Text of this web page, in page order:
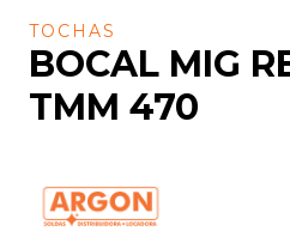
TOCHAS
BOCAL MIG
TMM 470